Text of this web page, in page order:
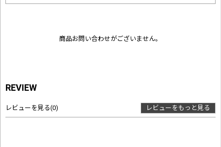
商品お問い合わせがございません。
REVIEW
レビューを見る(0) レビューをもっと見る